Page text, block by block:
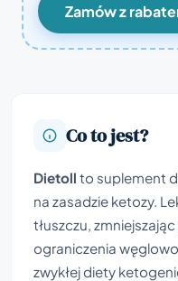
Zamów z
Co to jest?
Dietoll to suplement
na zasadzie ketozy.
tłuszczu,
ograniczenia
zwykłej diety